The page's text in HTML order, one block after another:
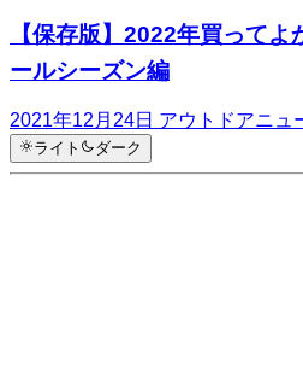
【保存版】2022年買って
ールシーズン編
2021年12月24日 アウトドアニュ
ライト ダーク